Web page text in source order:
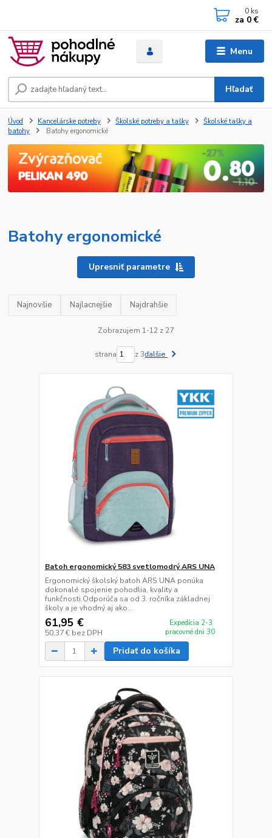
Menu
Hľadať
0 ks
za 0 €
Úvod Kancelárske potreby Školské potreby a tašky
Školské tašky a
batohy
Batohy ergonomické
Batohy ergonomické
Upresniť parametre
Najnovšie Najlacnejšie Najdrahšie
Zobrazujem 1-12 z 27
strana z 3ďalšie
Batoh ergonomický 583 svetlomodrý ARS UNA
Ergonomický školský batoh ARS UNA ponúka
dokonalé spojenie pohodlia, kvality a
funkčnosti.Odporúča sa od 3. ročníka základnej
školy a je vhodný aj ako...
61,95 €
50,37 € bez DPH
Expedícia 2-3
pracovné dni 30
Pridať do košíka